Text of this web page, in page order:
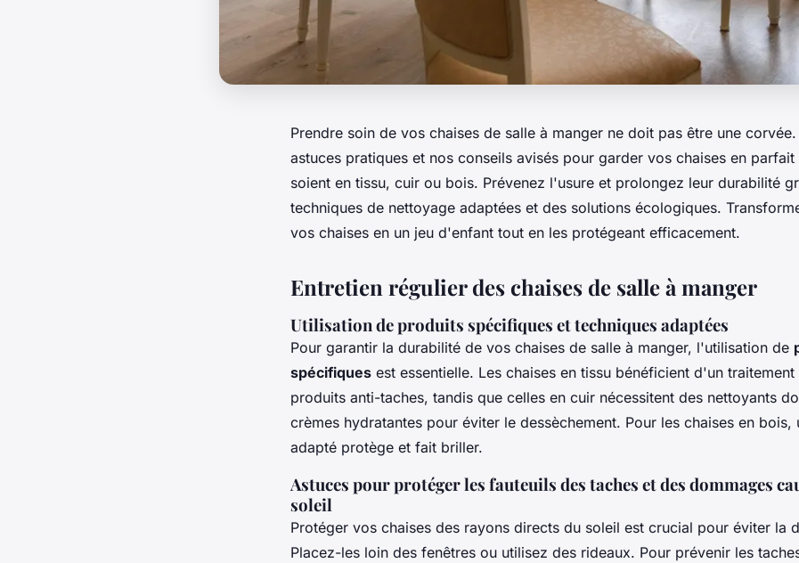
Prendre soin de vos chaises de salle à manger ne doit pas être une
astuces pratiques et nos conseils avisés pour garder vos chaises en
soient en tissu, cuir ou bois. Prévenez l'usure et prolongez leur durabilité
techniques de nettoyage adaptées et des solutions écologiques.
vos chaises en un jeu d'enfant tout en les protégeant efficacement.
Entretien régulier des chaises de salle à manger
Utilisation de produits spécifiques et techniques adaptées
Pour garantir la durabilité de vos chaises de salle à manger, l'utilisation de
spécifiques est essentielle. Les chaises en tissu bénéficient d'un
produits anti-taches, tandis que celles en cuir nécessitent des nettoyants
crèmes hydratantes pour éviter le dessèchement. Pour les chaises en bois,
adapté protège et fait briller.
Astuces pour protéger les fauteuils des taches et des dommages
soleil
Protéger vos chaises des rayons directs du soleil est crucial pour éviter la
Placez-les loin des fenêtres ou utilisez des rideaux. Pour prévenir les